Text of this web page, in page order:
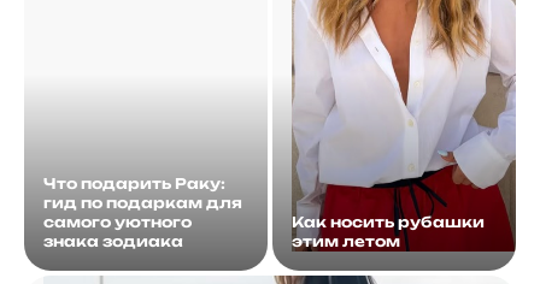
Что подарить Раку:
гид по подаркам для
самого уютного
знака зодиака
Как носить рубашки
этим летом